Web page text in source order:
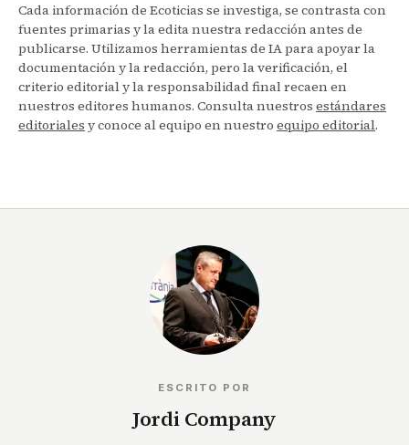
Cada información de Ecoticias se investiga, se contrasta con
fuentes primarias y la edita nuestra redacción antes de
publicarse. Utilizamos herramientas de IA para apoyar la
documentación y la redacción, pero la verificación, el
criterio editorial y la responsabilidad final recaen en
nuestros editores humanos. Consulta nuestros estándares
editoriales y conoce al equipo en nuestro equipo editorial.
ESCRITO POR
Jordi Company